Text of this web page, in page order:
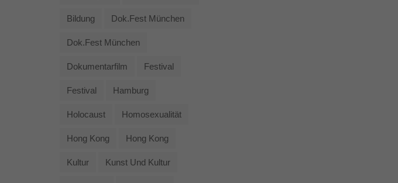
Bildung Dok.fest München
Dok.fest München
Dokumentarfilm Festival
Festival Hamburg
Holocaust Homosexualität
Hong Kong Hong Kong
Kultur Kunst Und Kultur